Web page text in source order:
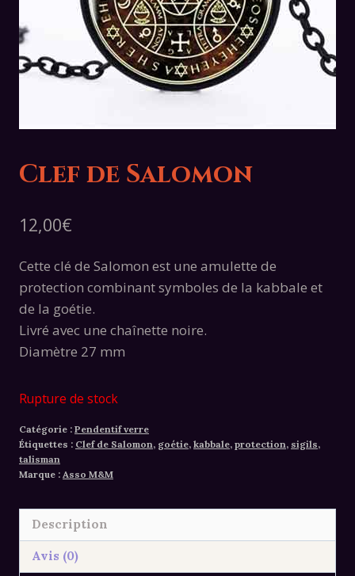
Clef de Salomon
12,00€
Cette clé de Salomon est une amulette de
protection combinant symboles de la kabbale et
de la goétie.
Livré avec une chaînette noire.
Diamètre 27 mm
Rupture de stock
Catégorie : Pendentif verre
Étiquettes : Clef de Salomon, goétie, kabbale, protection, sigils,
talisman
Marque : Asso M&M
Description
Avis (0)